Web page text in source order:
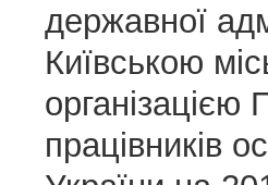
державної
Київською
організацією
працівників